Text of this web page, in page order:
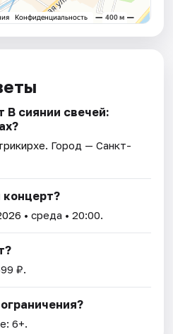
В сиянии свечей:
. Город — Санкт-
концерт?
• среда • 20:00.
₽.
6+.